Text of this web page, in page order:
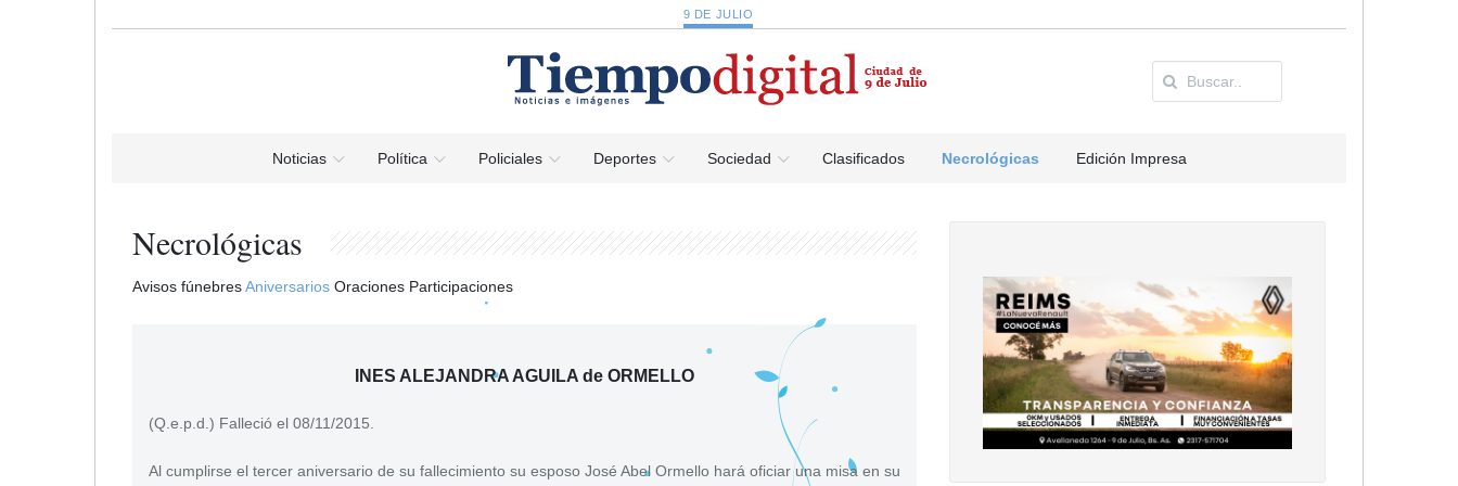
9 DE JULIO
Noticias Política Policiales Deportes Sociedad Clasificados Necrológicas Edición Impresa
Necrológicas
Avisos fúnebresAniversarios Oraciones Participaciones
INES ALEJANDRA AGUILA de ORMELLO
(Q.e.p.d.) Falleció el 08/11/2015.
Al cumplirse el tercer aniversario de su fallecimiento su esposo José Abel Ormello hará oficiar una misa en su